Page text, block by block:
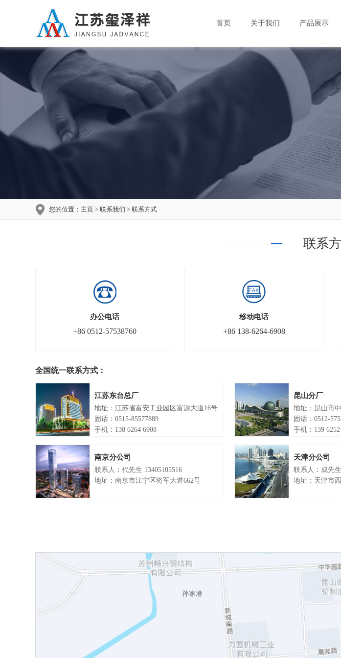
首页 关于我们 产品展示
您的位置： 主页 > 联系我们 > 联系方式
联系
办公电话
+86 0512-57538760
移动电话
+86 138-6264-6908
全国统一联系方式：
江苏东台总厂
地址：江苏省富安工业园区富源大道16号
固话：0515-85577889
手机：138 6264 6908
昆山分厂
地址：昆山市
固话：0512-
手机：139 6252
南京分公司
联系人：代先生 13405105516
地址：南京市江宁区将军大道662号
天津分公司
联系人：成先
地址：天津市